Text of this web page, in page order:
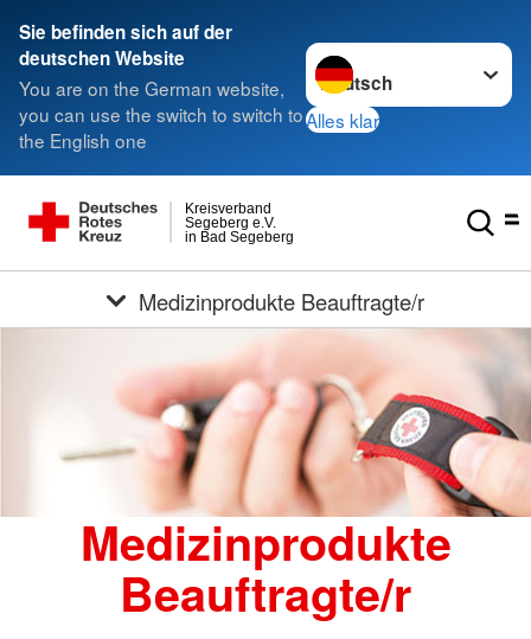
Sie befinden sich auf der
deutschen Website
You are on the German website,
you can use the switch to switch to
the English one
Sprache wechseln zu
Alles klar
in Bad Segeberg
Segeberg e.V.
Kreisverband
Medizinprodukte Beauftragte/r
Medizinprodukte
Beauftragte/r